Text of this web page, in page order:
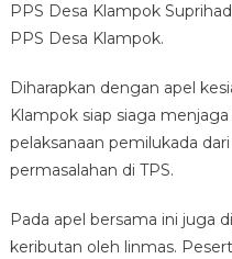
PPS Desa Klampok
PPS Desa Klampok.
Diharapkan dengan apel
Klampok siap siaga
pelaksanaan pemilukada
permasalahan di TPS.
Pada apel bersama ini juga
keributan oleh linmas.